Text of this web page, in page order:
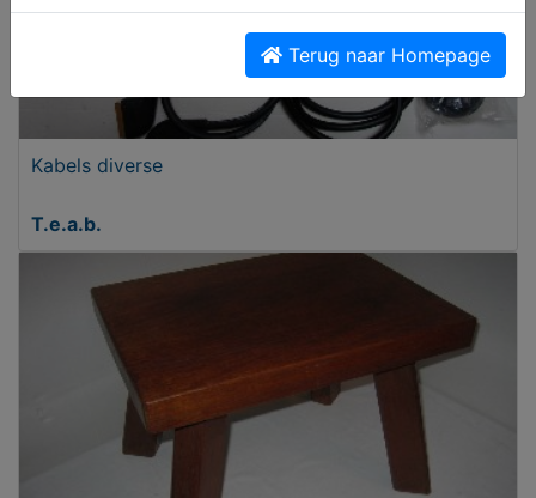
Kabels diverse
T.e.a.b.
Terug naar Homepage